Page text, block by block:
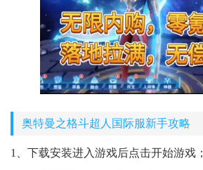
奥特曼之格斗超人国际服新手攻略
1、下载安装进入游戏后点击开始游戏；